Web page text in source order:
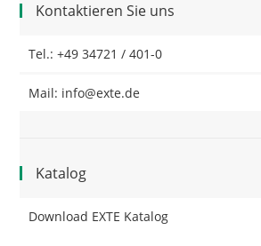
Kontaktieren Sie uns
Tel.: +49 34721 / 401-0
Mail: info@exte.de
Katalog
Download EXTE Katalog